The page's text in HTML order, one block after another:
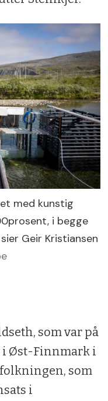
90 prosent av
i Norge.
med kunstig
i begge
Geir Kristiansen
som var på
i Øst-Finnmark i
som
i